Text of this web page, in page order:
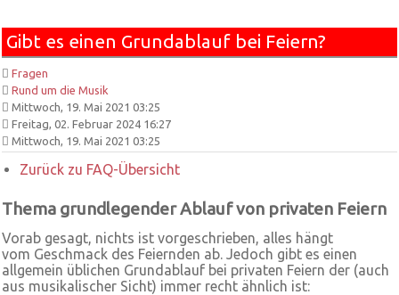
Gibt es einen Grundablauf bei Feiern?
Fragen
Rund um die Musik
Mittwoch, 19. Mai 2021 03:25
Freitag, 02. Februar 2024 16:27
Mittwoch, 19. Mai 2021 03:25
Zurück zu FAQ-Übersicht
Thema grundlegender Ablauf von privaten Feiern
Vorab gesagt, nichts ist vorgeschrieben, alles hängt
vom Geschmack des Feiernden ab. Jedoch gibt es einen
allgemein üblichen Grundablauf bei privaten Feiern der (auch
aus musikalischer Sicht) immer recht ähnlich ist: